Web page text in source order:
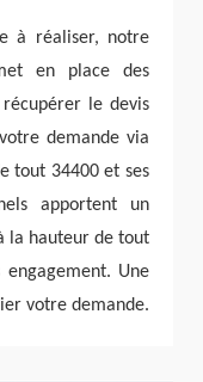
à réaliser, notre
en place des
récupérer le devis
demande via
tout 34400 et ses
apportent un
la hauteur de tout
Une
votre demande.